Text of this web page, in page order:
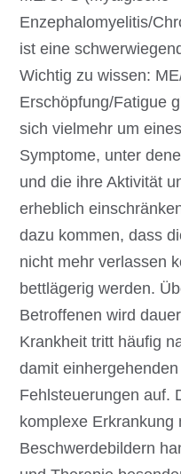
Enzephalomyelitis/
ist eine
Wichtig zu wissen:
Erschöpfung/Fatigue
sich vielmehr um
Symptome, unter
und die ihre Aktivität
erheblich
dazu kommen, dass
nicht mehr verlassen
bettlägerig werden.
Betroffenen wird
Krankheit tritt häufig
damit
Fehlsteuerungen auf.
komplexe Erkrankung
Beschwerdebildern